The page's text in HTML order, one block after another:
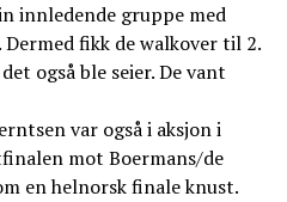
innledende gruppe med
fikk de walkover til 2.
også ble seier. De vant
var også i aksjon i
mot Boermans/de
en helnorsk finale knust.